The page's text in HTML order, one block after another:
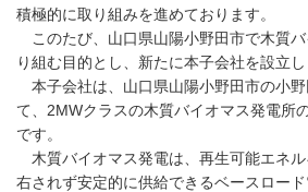
積極的に取り組みを進めております。
このたび、山口県山陽小野田市で木質
り組む目的とし、新たに本子会社を設立し
本子会社は、山口県山陽小野田市の小
て、2MWクラスの木質バイオマス発電所
です。
木質バイオマス発電は、再生可能エネ
右されず安定的に供給できるベースロー